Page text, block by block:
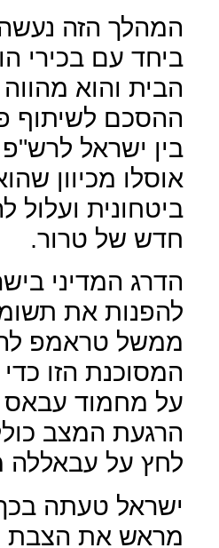
המהלך הזה נעשה
ביחד עם בכירי
הבית והוא
ההסכם לשיתוף
בין ישראל
אוסלו מכיוון
ביטחונית ועלול
חדש של טרור.
הדרג המדיני
להפנות את
ממשל טראמפ
המסוכנת הזו
על מחמוד עבאס
הרגעת המצב
לחץ על עבאללה
ישראל טעתה
מראש את הצבת